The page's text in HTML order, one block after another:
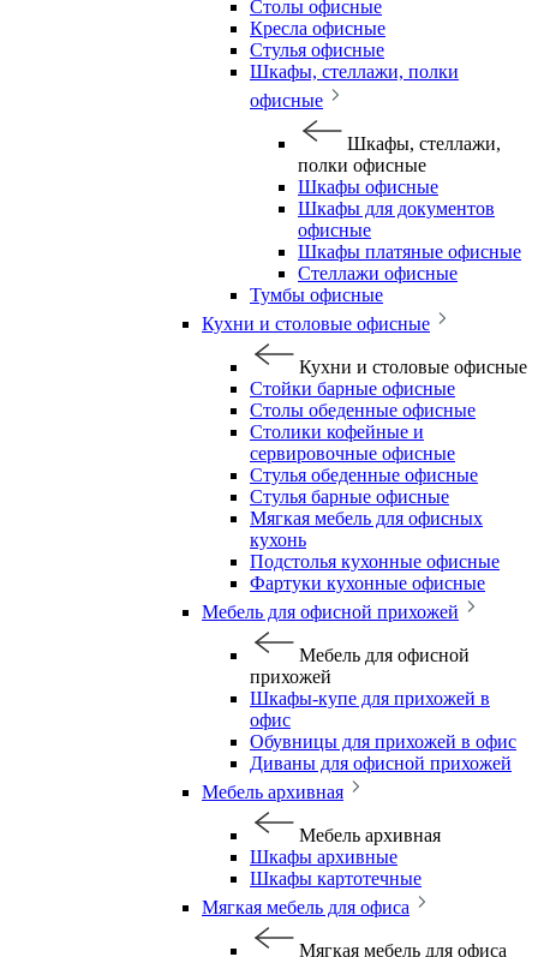
Столы офисные
Кресла офисные
Стулья офисные
Шкафы, стеллажи, полки
офисные
Шкафы, стеллажи,
полки офисные
Шкафы офисные
Шкафы для документов
офисные
Шкафы платяные офисные
Стеллажи офисные
Тумбы офисные
Кухни и столовые офисные
Кухни и столовые офисные
Стойки барные офисные
Столы обеденные офисные
Столики кофейные и
сервировочные офисные
Стулья обеденные офисные
Стулья барные офисные
Мягкая мебель для офисных
кухонь
Подстолья кухонные офисные
Фартуки кухонные офисные
Мебель для офисной прихожей
Мебель для офисной
прихожей
Шкафы-купе для прихожей в
офис
Обувницы для прихожей в офис
Диваны для офисной прихожей
Мебель архивная
Мебель архивная
Шкафы архивные
Шкафы картотечные
Мягкая мебель для офиса
Мягкая мебель для офиса